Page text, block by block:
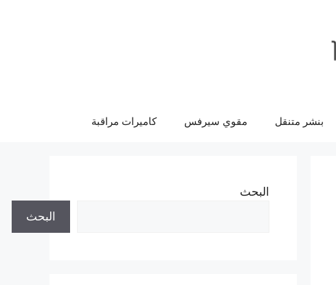
بنشر متنقل مقوي سيرفس كاميرات مراقبة
البحث
البحث